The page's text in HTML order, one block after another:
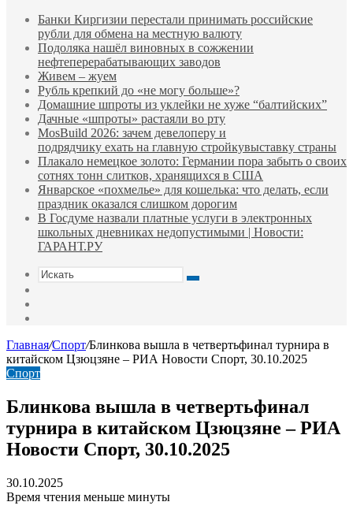
Банки Киргизии перестали принимать российские
рубли для обмена на местную валюту
Подоляка нашёл виновных в сожжении
нефтеперерабатывающих заводов
Живем – жуем
Рубль крепкий до «не могу больше»?
Домашние шпроты из уклейки не хуже “балтийских”
Дачные «шпроты» растаяли во рту
MosBuild 2026: зачем девелоперу и
подрядчиĸу ехать на главную стройĸувыставĸу страны
Плакало немецкое золото: Германии пора забыть о своих
сотнях тонн слитков, хранящихся в США
Январское «похмелье» для кошелька: что делать, если
праздник оказался слишком дорогим
В Госдуме назвали платные услуги в электронных
школьных дневниках недопустимыми | Новости:
ГАРАНТ.РУ
Искать
Главная/Спорт/Блинкова вышла в четвертьфинал турнира в
китайском Цзюцзяне – РИА Новости Спорт, 30.10.2025
Спорт
Блинкова вышла в четвертьфинал
турнира в китайском Цзюцзяне – РИА
Новости Спорт, 30.10.2025
30.10.2025
Время чтения меньше минуты